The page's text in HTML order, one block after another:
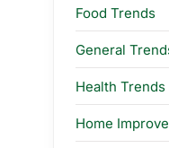
Food Trends
General
Health Trends
Home